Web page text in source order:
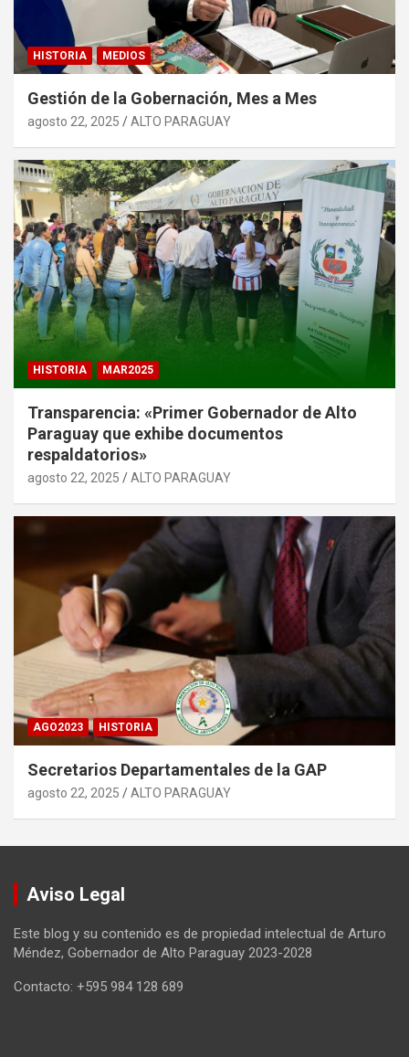
HISTORIA MEDIOS
Gestión de la Gobernación, Mes a Mes
agosto 22, 2025 ALTO PARAGUAY
HISTORIA MAR2025
Transparencia: «Primer Gobernador de Alto
Paraguay que exhibe documentos
respaldatorios»
agosto 22, 2025 ALTO PARAGUAY
AGO2023 HISTORIA
Secretarios Departamentales de la GAP
agosto 22, 2025 ALTO PARAGUAY
Aviso Legal
Este blog y su contenido es de propiedad intelectual de Arturo
Méndez, Gobernador de Alto Paraguay 2023-2028
Contacto: +595 984 128 689